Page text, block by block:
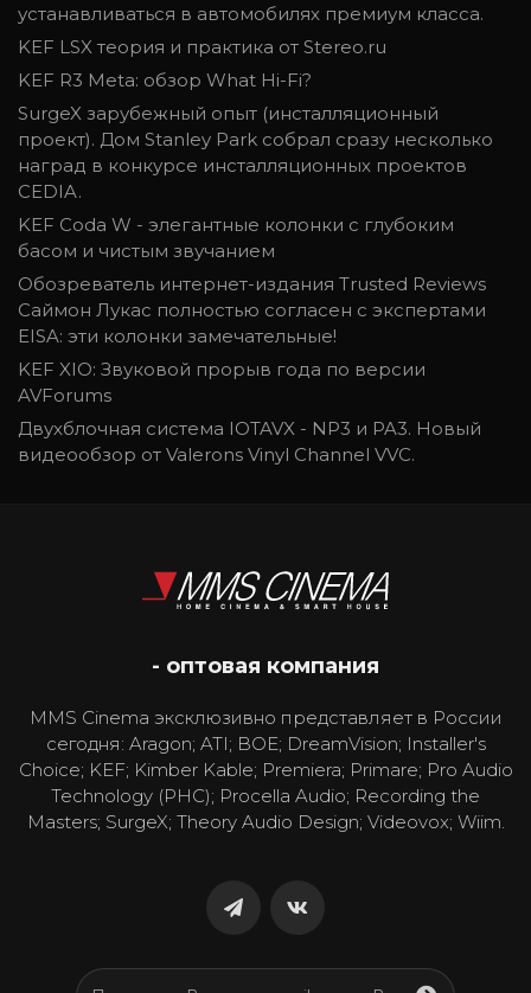
устанавливаться в автомобилях премиум класса.
KEF LSX теория и практика от Stereo.ru
KEF R3 Meta: обзор What Hi-Fi?
SurgeX зарубежный опыт (инсталляционный
проект). Дом Stanley Park собрал сразу несколько
наград в конкурсе инсталляционных проектов
CEDIA.
KEF Coda W - элегантные колонки с глубоким
басом и чистым звучанием
Обозреватель интернет-издания Trusted Reviews
Саймон Лукас полностью согласен с экспертами
EISA: эти колонки замечательные!
KEF XIO: Звуковой прорыв года по версии
AVForums
Двухблочная система IOTAVX - NP3 и PA3. Новый
видеообзор от Valerons Vinyl Channel VVC.
- оптовая компания
MMS Cinema эксклюзивно представляет в России
сегодня: Aragon; ATI; BOE; DreamVision; Installer's
Choice; KEF; Kimber Kable; Premiera; Primare; Pro Audio
Technology (PHC); Procella Audio; Recording the
Masters; SurgeX; Theory Audio Design; Videovox; Wiim.